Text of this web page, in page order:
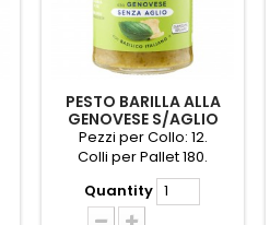
PESTO BARILLA ALLA
GENOVESE S/AGLIO
GR.190
Pezzi per Collo: 12.
Colli per Pallet 180.
Quantity